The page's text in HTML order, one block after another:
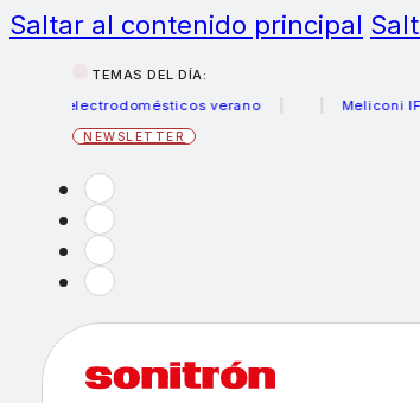
Saltar al contenido principal
TEMAS DEL DÍA:
electrodomésticos verano
Meliconi IFA
NEWSLETTER